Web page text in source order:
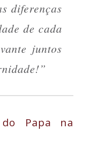
diferenças
de cada
juntos
Papa na